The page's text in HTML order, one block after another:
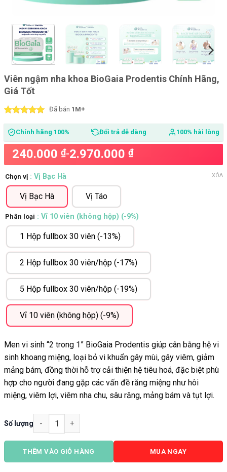
Viên ngậm nha khoa BioGaia Prodentis Chính Hãng,
Giá Tốt
dựa trên
đánh giá
Đã bán 1M+
Chính hãng 100% Đổi trả dễ dàng 100% hài lòng
240.000 ₫-2.970.000 ₫
Chọn vị : Vị Bạc Hà
Vị Bạc Hà Vị Táo
Phân loại : Vỉ 10 viên (không hộp) (-9%)
1 Hộp fullbox 30 viên (-13%)
2 Hộp fullbox 30 viên/hộp (-17%)
5 Hộp fullbox 30 viên/hộp (-19%)
Vỉ 10 viên (không hộp) (-9%)
XÓA
Men vi sinh “2 trong 1” BioGaia Prodentis giúp cân bằng hệ vi
sinh khoang miệng, loại bỏ vi khuẩn gây mùi, gây viêm, giảm
mảng bám, đồng thời hỗ trợ cải thiện hệ tiêu hoá, đặc biệt phù
hợp cho người đang gặp các vấn đề răng miệng như hôi
miệng, viêm lợi, viêm nha chu, sâu răng, mảng bám và tụt lợi.
Số lượng
Viên ngậm nha khoa BioGaia Prodentis Chính Hãng,
THÊM VÀO GIỎ HÀNG MUA NGAY